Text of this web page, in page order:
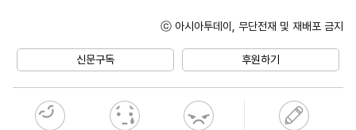
ⓒ 아시아투데이, 무단전재 및 재배포 금지
신문구독 후원하기